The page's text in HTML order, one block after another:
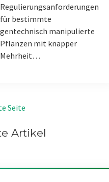
Regulierungsanforderungen
für bestimmte
gentechnisch manipulierte
Pflanzen mit knapper
Mehrheit…
Seite
Artikel